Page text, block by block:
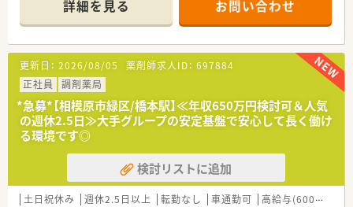
■自動錠剤払出器や最新の監査システムを完備しており、安全か
つ迅速な調剤業務を支えるための設備投資を積極的に行ってい
ます。
【求人情報について】
■正社員の想定年収は520万円から560万円となっており、これ
までのご経験や前職の給与を考慮して柔軟に決定いたします。
■年間休日は126日以上と業界内でも非常に多く、週休2日制に
加えて祝日もしっかり休めるため、リフレッシュが可能です。
■福利厚生として退職金制度や福利厚生倶楽部への加入があり、
さらにグループの鍼灸整骨院での施術優待なども受けられま
【こんな方が活躍中】
詳細を見る お問い合わせ
更新日： 2026/08/05 薬剤師求人ID： 697884
正社員
調剤薬局
*急募*【相模原市緑区/橋本駅】≪年収650万円検討可＆人気
の週休2.5日≫大手グループの安定基盤で安心して長く働け
る環境です◎
検討リストに追加
土日祝休み 週休2.5日以上 転勤なし 車通勤可 高給与(600万円以上)